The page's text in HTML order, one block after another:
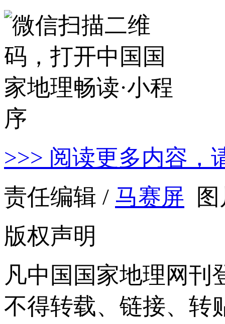
>>> 阅读更多内容，
责任编辑 / 马赛屏
版权声明
凡中国国家地理网刊
不得转载、链接、转